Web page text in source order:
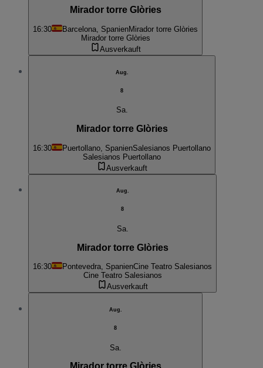
Mirador torre Glòries
16:30 Barcelona, SpanienMirador torre Glòries
Mirador torre Glòries
Ausverkauft
Aug.
8
Sa.
Mirador torre Glòries
16:30 Puertollano, SpanienSalesianos Puertollano
Salesianos Puertollano
Ausverkauft
Aug.
8
Sa.
Mirador torre Glòries
16:30 Pontevedra, SpanienCine Teatro Salesianos
Cine Teatro Salesianos
Ausverkauft
Aug.
8
Sa.